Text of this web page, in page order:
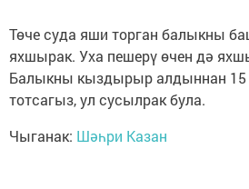
Төче суда яши торган балыкны
яхшырак. Уха пешерү өчен дә
Балыкны кыздырыр алдыннан 15
тотсагыз, ул сусылрак була.
Чыганак: Шәһри Казан